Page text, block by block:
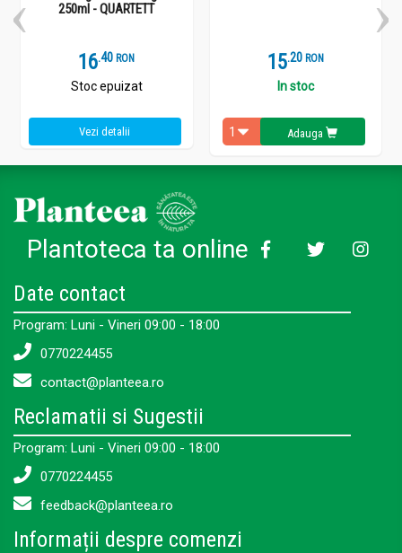
250ml - QUARTETT
16.4 RON
Stoc epuizat
Vezi detalii
15.2 RON
In stoc
Adauga
Plantoteca ta online
Date contact
Program: Luni - Vineri 09:00 - 18:00
0770224455
contact@planteea.ro
Reclamatii si Sugestii
Program: Luni - Vineri 09:00 - 18:00
0770224455
feedback@planteea.ro
Informații despre comenzi